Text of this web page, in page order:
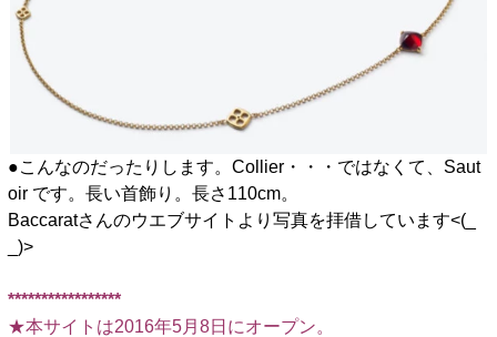
●こんなのだったりします。Collier・・・ではなくて、Saut
oir です。長い首飾り。長さ110cm。
Baccaratさんのウエブサイトより写真を拝借しています<(_
_)>
*****************
★本サイトは2016年5月8日にオープン。